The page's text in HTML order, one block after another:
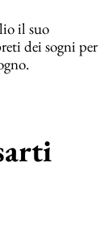
il suo
dei sogni per